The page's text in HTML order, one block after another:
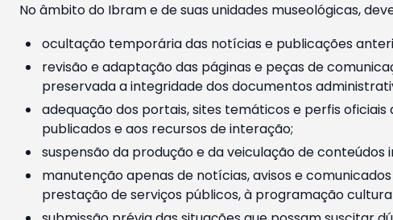
No âmbito do Ibram e de suas unidades museológicas,
ocultação temporária das notícias e publicações
revisão e adaptação das páginas e peças de
preservada a integridade dos documentos
adequação dos portais, sites temáticos e perfis oficiais
publicados e aos recursos de interação;
suspensão da produção e da veiculação de
manutenção apenas de notícias, avisos e
prestação de serviços públicos, à programação